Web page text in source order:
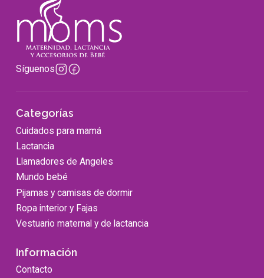
Síguenos
Categorías
Cuidados para mamá
Lactancia
Llamadores de Angeles
Mundo bebé
Pijamas y camisas de dormir
Ropa interior y Fajas
Vestuario maternal y de lactancia
Información
Contacto